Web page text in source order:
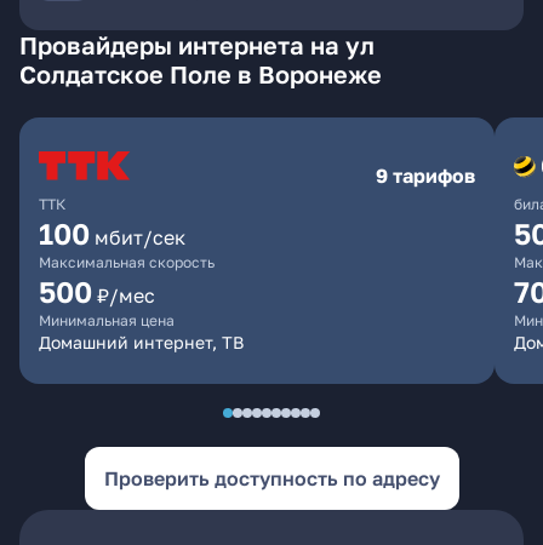
Провайдеры интернета на ул
Солдатское Поле в Воронеже
ТТК
9 тарифов
100 мбит/сек
Максимальная скорость
500 ₽/мес
Минимальная цена
Домашний интернет, ТВ
Проверить доступность по адресу